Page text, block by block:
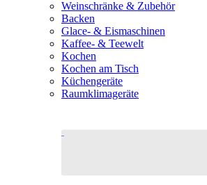
Weinschränke & Zubehör
Backen
Glace- & Eismaschinen
Kaffee- & Teewelt
Kochen
Kochen am Tisch
Küchengeräte
Raumklimageräte